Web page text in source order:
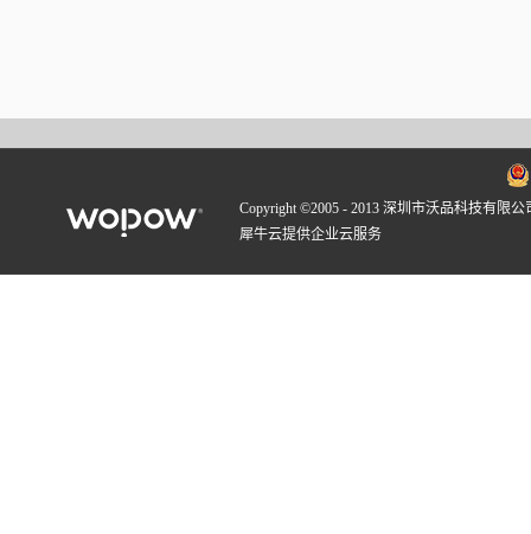
Copyright ©2005 - 2013 深圳市沃品科技有限公
犀牛云提供企业云服务